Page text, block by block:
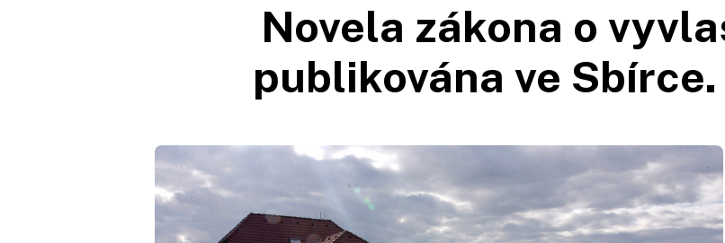
Novela zákona o
publikována ve